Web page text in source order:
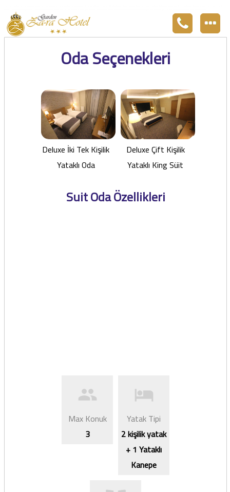
Oda Seçenekleri
Deluxe İki Tek Kişilik
Yataklı Oda
Deluxe Çift Kişilik
Yataklı King Süit
Suit Oda Özellikleri
Max Konuk
3
Yatak Tipi
2 kişilik yatak
+ 1 Yataklı
Kanepe